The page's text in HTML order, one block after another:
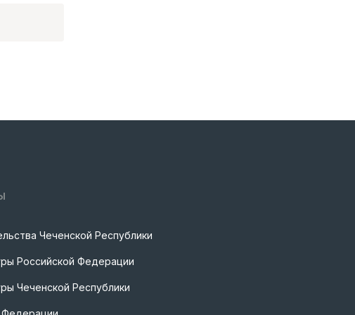
Чеченской Республики
Российской Федерации
Чеченской Республики